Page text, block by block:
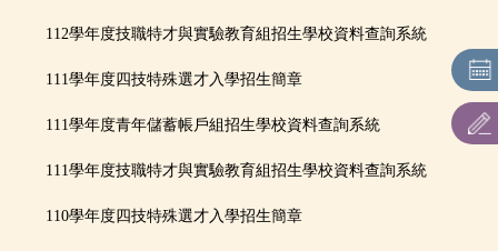
112學年度技職特才與實驗教育組招生學校資料查詢系統
111學年度四技特殊選才入學招生簡章
111學年度青年儲蓄帳戶組招生學校資料查詢系統
111學年度技職特才與實驗教育組招生學校資料查詢系統
110學年度四技特殊選才入學招生簡章